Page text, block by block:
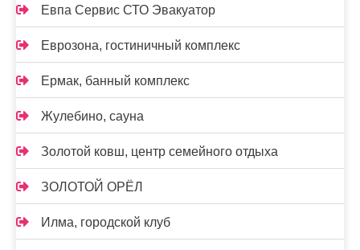
Евпа Сервис СТО Эвакуатор
Еврозона, гостиничный комплекс
Ермак, банный комплекс
Жулебино, сауна
Золотой ковш, центр семейного отдыха
ЗОЛОТОЙ ОРЁЛ
Илма, городской клуб